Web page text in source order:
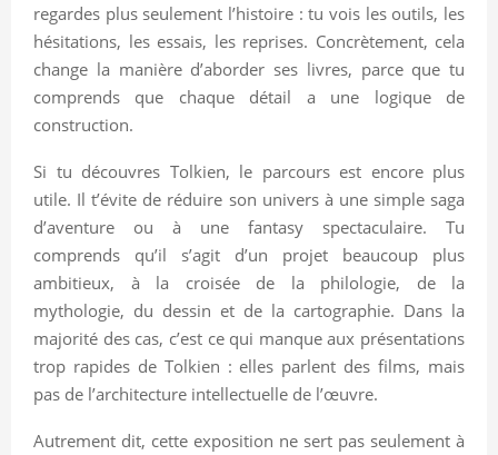
regardes plus seulement l’histoire : tu vois les outils, les
hésitations, les essais, les reprises. Concrètement, cela
change la manière d’aborder ses livres, parce que tu
comprends que chaque détail a une logique de
construction.
Si tu découvres Tolkien, le parcours est encore plus
utile. Il t’évite de réduire son univers à une simple saga
d’aventure ou à une fantasy spectaculaire. Tu
comprends qu’il s’agit d’un projet beaucoup plus
ambitieux, à la croisée de la philologie, de la
mythologie, du dessin et de la cartographie. Dans la
majorité des cas, c’est ce qui manque aux présentations
trop rapides de Tolkien : elles parlent des films, mais
pas de l’architecture intellectuelle de l’œuvre.
Autrement dit, cette exposition ne sert pas seulement à